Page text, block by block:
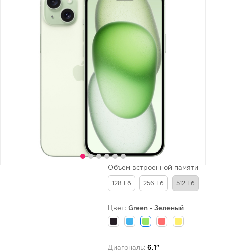
Объем встроенной памяти
128 Гб 256 Гб 512 Гб
Цвет: Green - Зеленый
Диагональ: 6.1"